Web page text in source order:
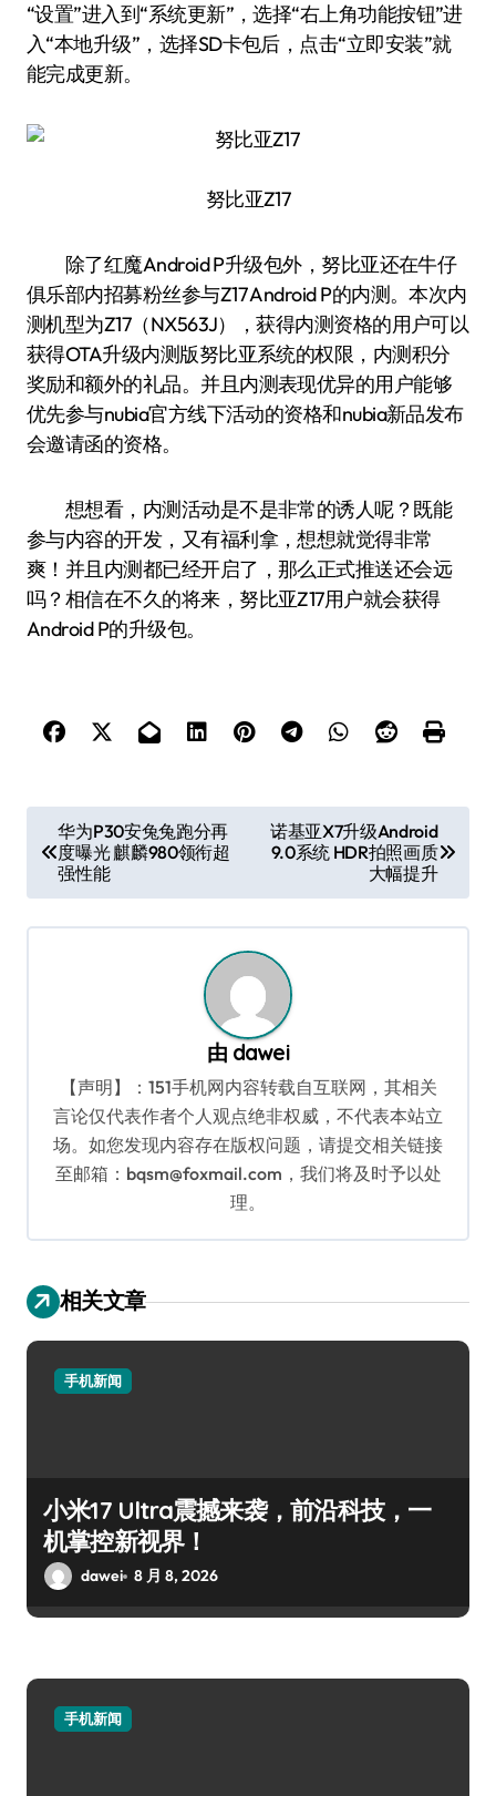
“设置”进入到“系统更新”，选择“右上角功能按钮”进
入“本地升级”，选择SD卡包后，点击“立即安装”就
能完成更新。
努比亚Z17
除了红魔Android P升级包外，努比亚还在牛仔
俱乐部内招募粉丝参与Z17 Android P的内测。本次内
测机型为Z17（NX563J），获得内测资格的用户可以
获得OTA升级内测版努比亚系统的权限，内测积分
奖励和额外的礼品。并且内测表现优异的用户能够
优先参与nubia官方线下活动的资格和nubia新品发布
会邀请函的资格。
想想看，内测活动是不是非常的诱人呢？既能
参与内容的开发，又有福利拿，想想就觉得非常
爽！并且内测都已经开启了，那么正式推送还会远
吗？相信在不久的将来，努比亚Z17用户就会获得
Android P的升级包。
章
导
航
华为P30安兔兔跑分再
度曝光 麒麟980领衔超
强性能
诺基亚X7升级Android
9.0系统 HDR拍照画质
大幅提升
由 dawei
【声明】：151手机网内容转载自互联网，其相关
言论仅代表作者个人观点绝非权威，不代表本站立
场。如您发现内容存在版权问题，请提交相关链接
至邮箱：bqsm@foxmail.com，我们将及时予以处
理。
相关文章
手机新闻
小米17 Ultra震撼来袭，前沿科技，一
机掌控新视界！
dawei 8 月 8, 2026
手机新闻